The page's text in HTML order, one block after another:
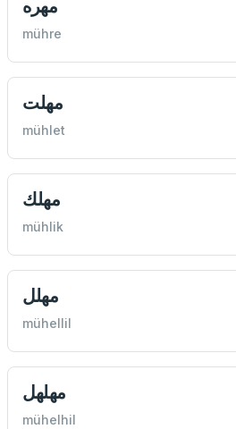
مهره
mühre
مهلت
mühlet
مهلك
mühlik
مهلل
mühellil
مهلهل
mühelhil